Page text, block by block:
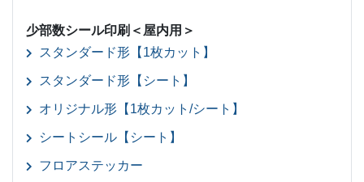
少部数シール印刷＜屋内用＞
スタンダード形【1枚カット】
スタンダード形【シート】
オリジナル形【1枚カット/シート】
シートシール【シート】
フロアステッカー